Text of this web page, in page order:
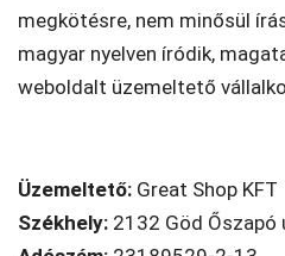
megkötésre, nem minősül
magyar nyelven íródik,
weboldalt üzemeltető
Üzemeltető: Great Shop KFT
Székhely: 2132 Göd Őszapó